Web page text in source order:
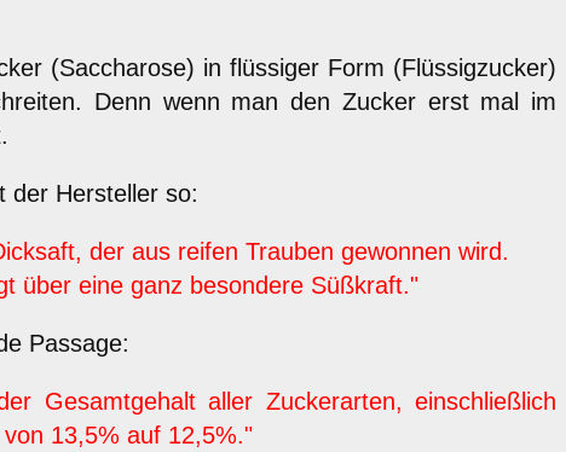
(Saccharose) in flüssiger Form (Flüssigzucker)
Denn wenn man den Zucker erst mal im
der Hersteller so:
der aus reifen Trauben gewonnen wird.
über eine ganz besondere Süßkraft."
Passage:
Gesamtgehalt aller Zuckerarten, einschließlich
13,5% auf 12,5%."